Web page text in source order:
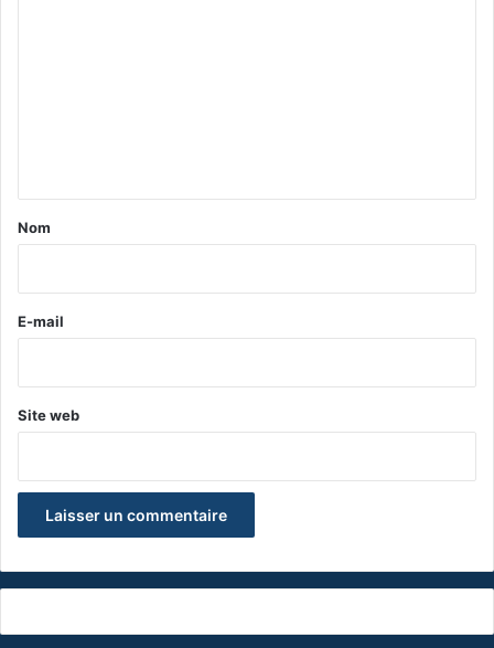
a
e
Nom
E-mail
Site web